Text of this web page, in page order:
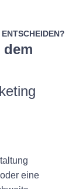
dem
eine